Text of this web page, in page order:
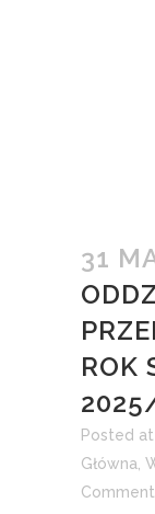
31
ROK
Posted
Główna